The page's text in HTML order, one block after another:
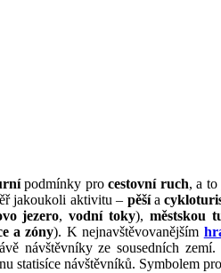
podmínky procestovní ruch, a
jakoukoli aktivitu – pěšía
jezero,vodní toky),městskou
a zóny). K nejnavštěvovanějším
návštěvníky ze sousedních
statisíce návštěvníků. Symbolem